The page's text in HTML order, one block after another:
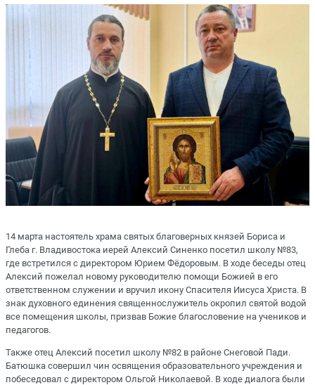
14 марта настоятель храма святых благоверных князей Бориса и
Глеба г. Владивостока иерей Алексий Синенко посетил школу №83,
где встретился с директором Юрием Фёдоровым. В ходе беседы отец
Алексий пожелал новому руководителю помощи Божией в его
ответственном служении и вручил икону Спасителя Иисуса Христа. В
знак духовного единения священнослужитель окропил святой водой
все помещения школы, призвав Божие благословение на учеников и
педагогов.
Также отец Алексий посетил школу №82 в районе Снеговой Пади.
Батюшка совершил чин освящения образовательного учреждения и
побеседовал с директором Ольгой Николаевой. В ходе диалога были